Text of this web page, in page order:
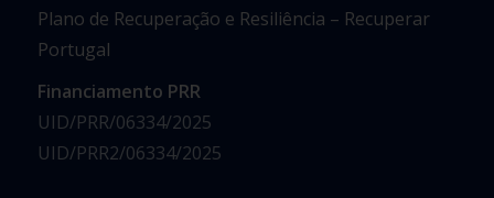
Plano de Recuperação e Resiliência – Recuperar
Portugal
Financiamento PRR
UID/PRR/06334/2025
UID/PRR2/06334/2025